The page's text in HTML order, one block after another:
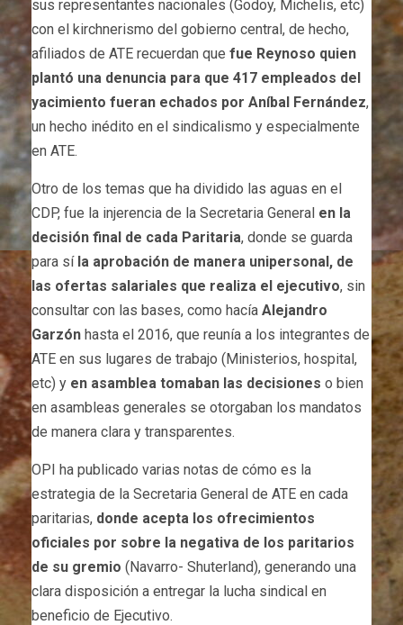
sus representantes nacionales (Godoy, Michelis, etc)
con el kirchnerismo del gobierno central, de hecho,
afiliados de ATE recuerdan que fue Reynoso quien
plantó una denuncia para que 417 empleados del
yacimiento fueran echados por Aníbal Fernández,
un hecho inédito en el sindicalismo y especialmente
en ATE.
Otro de los temas que ha dividido las aguas en el
CDP, fue la injerencia de la Secretaria General en la
decisión final de cada Paritaria, donde se guarda
para sí la aprobación de manera unipersonal, de
las ofertas salariales que realiza el ejecutivo, sin
consultar con las bases, como hacía Alejandro
Garzón hasta el 2016, que reunía a los integrantes de
ATE en sus lugares de trabajo (Ministerios, hospital,
etc) y en asamblea tomaban las decisiones o bien
en asambleas generales se otorgaban los mandatos
de manera clara y transparentes.
OPI ha publicado varias notas de cómo es la
estrategia de la Secretaria General de ATE en cada
paritarias, donde acepta los ofrecimientos
oficiales por sobre la negativa de los paritarios
de su gremio (Navarro- Shuterland), generando una
clara disposición a entregar la lucha sindical en
beneficio de Ejecutivo.